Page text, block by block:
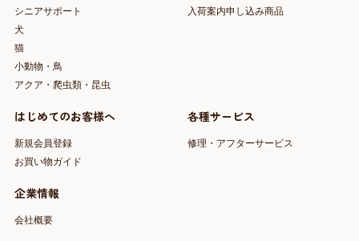
シニアサポート
犬
猫
小動物・鳥
アクア・爬虫類・昆虫
入荷案内申し込み商品
はじめてのお客様へ
新規会員登録
お買い物ガイド
各種サービス
修理・アフターサービス
企業情報
会社概要